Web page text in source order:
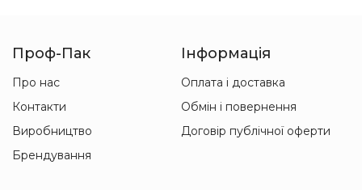
Проф-Пак
Про нас
Контакти
Виробництво
Брендування
Інформація
Оплата і доставка
Обмін і повернення
Договір публічної оферти